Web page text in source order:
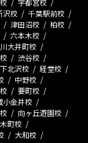
宇都宮校
沢校
千葉駅前校
津田沼校
柏校
六本木校
大井町校
渋谷校
下北沢校
経堂校
中野校
要町校
小金井校
向ヶ丘遊園校
町校
大和校